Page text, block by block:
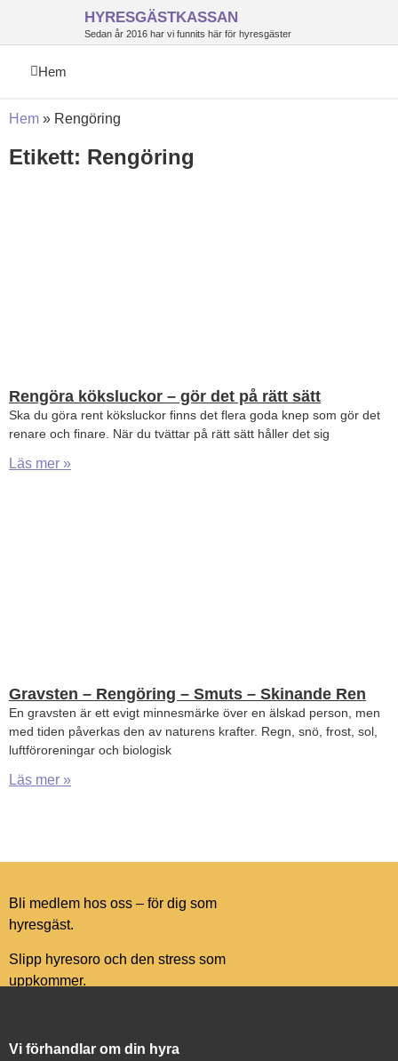
HYRESGÄSTKASSAN
Sedan år 2016 har vi funnits här för hyresgäster
Hem
Hem » Rengöring
Etikett: Rengöring
Rengöra köksluckor – gör det på rätt sätt
Ska du göra rent köksluckor finns det flera goda knep som gör det
renare och finare. När du tvättar på rätt sätt håller det sig
Läs mer »
Gravsten – Rengöring – Smuts – Skinande Ren
En gravsten är ett evigt minnesmärke över en älskad person, men
med tiden påverkas den av naturens krafter. Regn, snö, frost, sol,
luftföroreningar och biologisk
Läs mer »
Bli medlem hos oss – för dig som
hyresgäst.
Slipp hyresoro och den stress som
uppkommer.
Vi förhandlar om din hyra